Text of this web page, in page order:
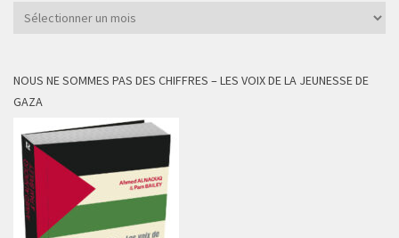
Archives
NOUS NE SOMMES PAS DES CHIFFRES – LES VOIX DE LA JEUNESSE DE
GAZA